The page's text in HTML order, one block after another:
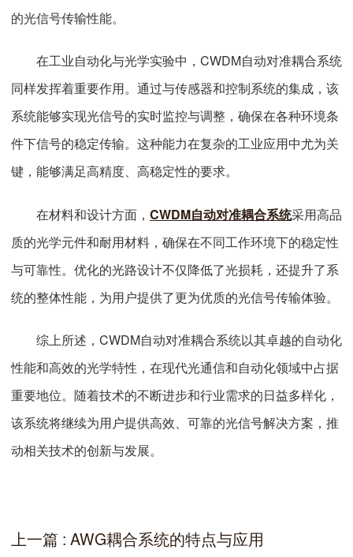
的光信号传输性能。
在工业自动化与光学实验中，CWDM自动对准耦合系统
同样发挥着重要作用。通过与传感器和控制系统的集成，该
系统能够实现光信号的实时监控与调整，确保在各种环境条
件下信号的稳定传输。这种能力在复杂的工业应用中尤为关
键，能够满足高精度、高稳定性的要求。
在材料和设计方面， CWDM自动对准耦合系统采用高品
质的光学元件和耐用材料，确保在不同工作环境下的稳定性
与可靠性。优化的光路设计不仅降低了光损耗，还提升了系
统的整体性能，为用户提供了更为优质的光信号传输体验。
综上所述，CWDM自动对准耦合系统以其卓越的自动化
性能和高效的光学特性，在现代光通信和自动化领域中占据
重要地位。随着技术的不断进步和行业需求的日益多样化，
该系统将继续为用户提供高效、可靠的光信号解决方案，推
动相关技术的创新与发展。
上一篇 : AWG耦合系统的特点与应用